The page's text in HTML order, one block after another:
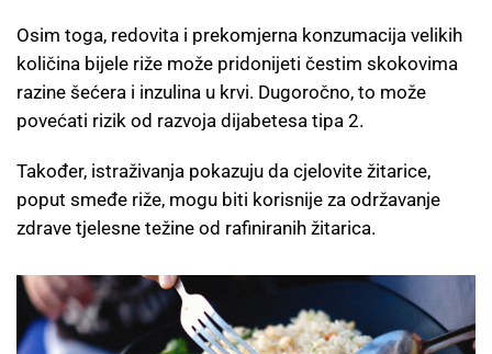
Osim toga, redovita i prekomjerna konzumacija velikih
količina bijele riže može pridonijeti čestim skokovima
razine šećera i inzulina u krvi. Dugoročno, to može
povećati rizik od razvoja dijabetesa tipa 2.
Također, istraživanja pokazuju da cjelovite žitarice,
poput smeđe riže, mogu biti korisnije za održavanje
zdrave tjelesne težine od rafiniranih žitarica.